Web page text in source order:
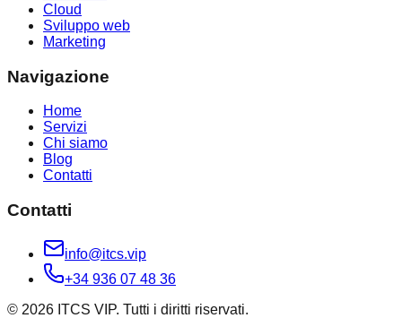
Cloud
Sviluppo web
Marketing
Navigazione
Home
Servizi
Chi siamo
Blog
Contatti
Contatti
info@itcs.vip
+34 936 07 48 36
© 2026 ITCS VIP. Tutti i diritti riservati.